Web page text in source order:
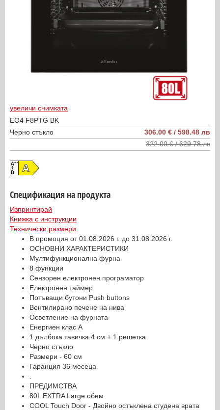
увеличи снимката
EO4 F8PTG BK
Черно стъкло
306.00 € / 598.48 лв
322.00 € / 629.78 лв
Спецификация на продукта
Изпринтирай
Книжка с инструкции
Технически размери
В промоция от 01.08.2026 г. до 31.08.2026 г.
ОСНОВНИ ХАРАКТЕРИСТИКИ
Мултифункционална фурна
8 функции
Сензорен електронен програматор
Електронен таймер
Потъващи бутони Push buttons
Вентилирано печене на нива
Осветление на фурната
Енергиен клас А
1 дълбока тавичка 4 cм + 1 решетка
Черно стъкло
Размери - 60 cм
Гаранция 36 месеца
ПРЕДИМСТВА
80L EXTRA Large обем
COOL Touch Door - Двойно остъклена студена врата